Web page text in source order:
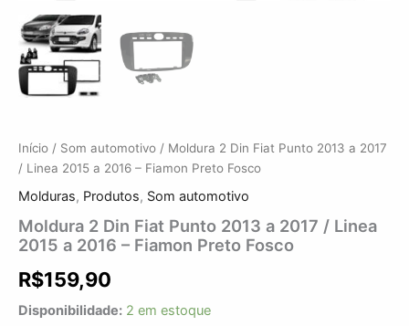
Início / Som automotivo / Moldura 2 Din Fiat Punto 2013 a 2017
/ Linea 2015 a 2016 – Fiamon Preto Fosco
Molduras, Produtos, Som automotivo
Moldura 2 Din Fiat Punto 2013 a 2017 / Linea
2015 a 2016 – Fiamon Preto Fosco
R$159,90
Disponibilidade: 2 em estoque